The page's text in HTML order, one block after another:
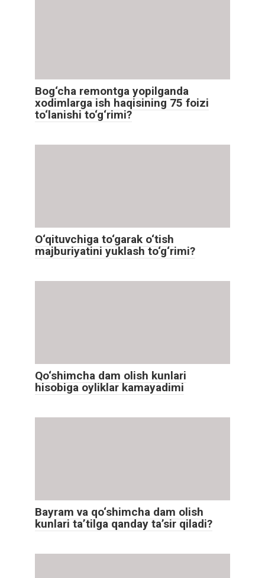
Bog‘cha remontga yopilganda
xodimlarga ish haqisining 75 foizi
to‘lanishi to‘g‘rimi?
O‘qituvchiga to‘garak o‘tish
majburiyatini yuklash to‘g‘rimi?
Qo‘shimcha dam olish kunlari
hisobiga oyliklar kamayadimi
Bayram va qo‘shimcha dam olish
kunlari ta’tilga qanday ta’sir qiladi?